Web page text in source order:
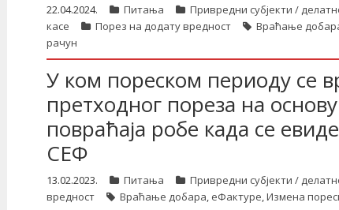
22.04.2024. Питања Привредни субјекти /
касе
Порез на додату вредност Враћање
рачун
У ком пореском периоду се
претходног пореза на
повраћаја робе када се
СЕФ
13.02.2023. Питања Привредни субјекти /
вредност
Враћање добара, еФактуре,Измена